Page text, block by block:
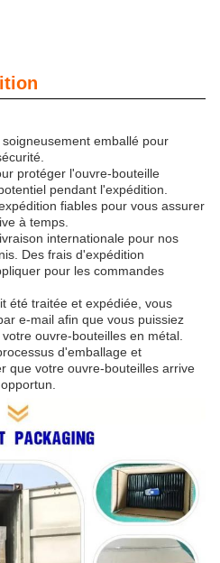
emballé pour
protéger l'ouvre-bouteille
pendant l'expédition.
fiables pour vous assurer
à temps.
internationale pour nos
Des frais d'expédition
pour les commandes
été traitée et expédiée, vous
e-mail afin que vous puissiez
ouvre-bouteilles en métal.
d'emballage et
que votre ouvre-bouteilles arrive